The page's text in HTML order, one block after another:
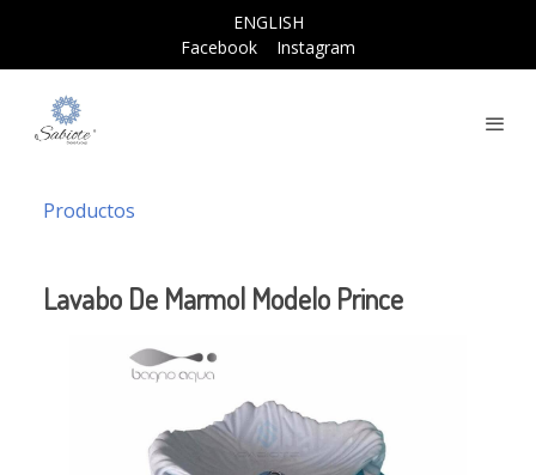
ENGLISH
Facebook
Instagram
Productos
Lavabo De Marmol Modelo Prince